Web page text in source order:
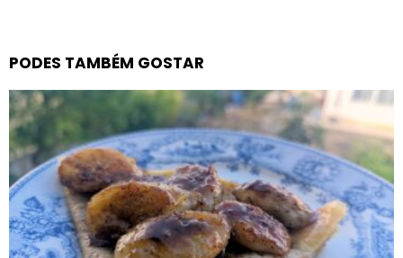
PODES TAMBÉM GOSTAR